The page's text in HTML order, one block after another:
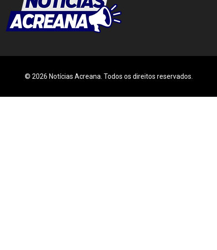
© 2026 Notícias Acreana. Todos os direitos reservados.